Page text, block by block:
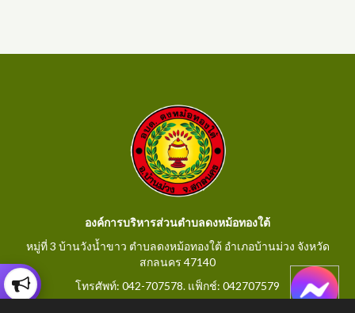
องค์การบริหารส่วนตำบลดงหม้อทองใต้
หมู่ที่ 3 บ้านวังน้ำขาว ตำบลดงหม้อทองใต้ อำเภอบ้านม่วง จังหวัด
สกลนคร 47140
โทรศัพท์: 042-707578. แฟ็กช์: 042707579